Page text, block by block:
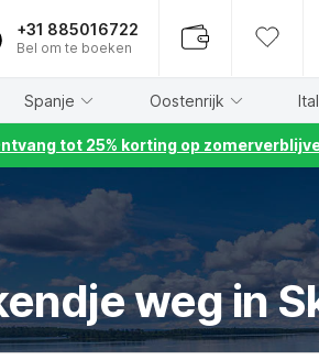
+31 885016722
Bel om te boeken
Spanje Oostenrijk
tot 25% korting op
weg in